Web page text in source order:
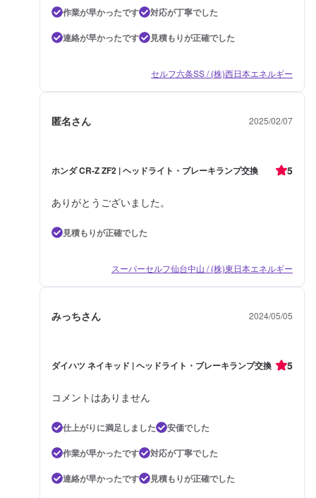
作業が早かったです
対応が丁寧でした
連絡が早かったです
見積もりが正確でした
セルフ六条SS / (株)西日本エネルギー
匿名さん 2025/02/07
ホンダ CR-Z ZF2 | ヘッドライト・ブレーキランプ交換 5
ありがとうございました。
見積もりが正確でした
スーパーセルフ仙台中山 / (株)東日本エネルギー
みっちさん 2024/05/05
ダイハツ ネイキッド | ヘッドライト・ブレーキランプ交換 5
コメントはありません
仕上がりに満足しました
安価でした
作業が早かったです
対応が丁寧でした
連絡が早かったです
見積もりが正確でした